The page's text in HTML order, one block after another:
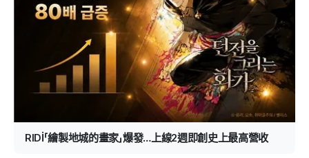
RIDİ「繪製地城的畫家」爆發…上線2週即創史上最高營收